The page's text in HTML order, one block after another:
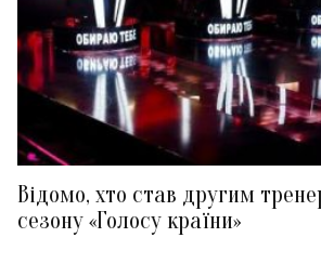
Відомо, хто став другим
сезону «Голосу країни»